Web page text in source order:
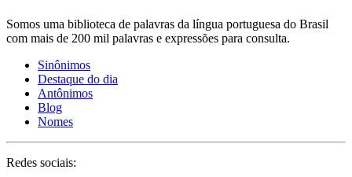
Somos uma biblioteca de palavras da língua portuguesa do Brasil
com mais de 200 mil palavras e expressões para consulta.
Sinônimos
Destaque do dia
Antônimos
Blog
Nomes
Redes sociais: